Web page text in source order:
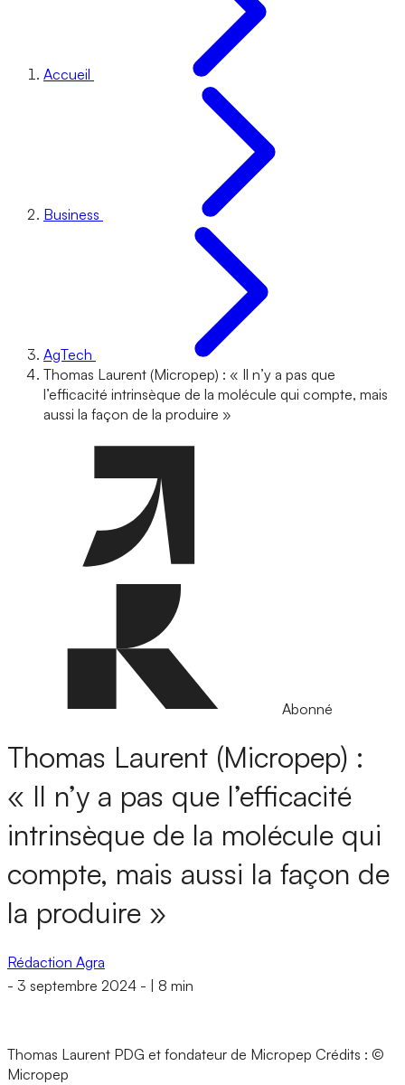
Accueil
Business
AgTech
Thomas Laurent (Micropep) : « Il n’y a pas que
l’efficacité intrinsèque de la molécule qui compte, mais
aussi la façon de la produire »
Abonné
Thomas Laurent (Micropep) :
« Il n’y a pas que l’efficacité
intrinsèque de la molécule qui
compte, mais aussi la façon de
la produire »
Rédaction Agra
- 3 septembre 2024 - 8 min
Thomas Laurent PDG et fondateur de Micropep Crédits : ©
Micropep